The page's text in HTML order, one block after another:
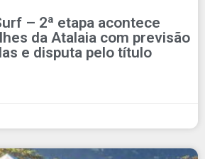
– 2ª etapa acontece
da Atalaia com previsão
e disputa pelo título